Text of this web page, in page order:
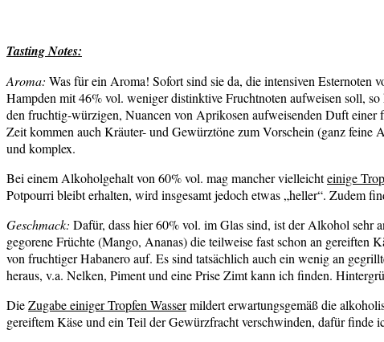
Tasting Notes:
Aroma: Was für ein Aroma! Sofort sind sie da, die intensiven Esternoten
Hampden mit 46% vol. weniger distinktive Fruchtnoten aufweisen soll, so
den fruchtig-würzigen, Nuancen von Aprikosen aufweisenden Duft
Zeit kommen auch Kräuter- und Gewürztöne zum Vorschein (ganz
und komplex.
Bei einem Alkoholgehalt von 60% vol. mag mancher vielleichteinige
Potpourri bleibt erhalten, wird insgesamt jedoch etwas „heller“. Zudem
Geschmack: Dafür, dass hier 60% vol. im Glas sind, ist der Alkohol sehr
gegorene Früchte (Mango, Ananas) die teilweise fast schon an gereiften
von fruchtiger Habanero auf. Es sind tatsächlich auch ein wenig an
heraus, v.a. Nelken, Piment und eine Prise Zimt kann ich finden.
DieZugabe einiger Tropfen Wassermildert erwartungsgemäß die
gereiftem Käse und ein Teil der Gewürzfracht verschwinden, dafür finde